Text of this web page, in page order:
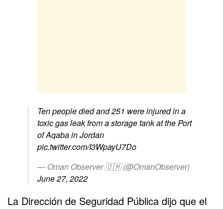
Ten people died and 251 were injured in a
toxic gas leak from a storage tank at the Port
of Aqaba in Jordan
pic.twitter.com/I3WpayU7Do
— Oman Observer 🇴🇲 (@OmanObserver)
June 27, 2022
La Dirección de Seguridad Pública dijo que el